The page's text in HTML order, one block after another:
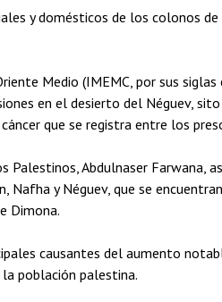
y domésticos de los colonos
Medio (IMEMC, por sus
en el desierto del Néguev,
que se registra entre los
Abdulnaser Farwana,
Nafha y Néguev, que se
Dimona.
causantes del aumento
población palestina.